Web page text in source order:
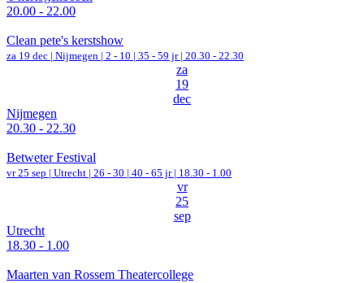
20.00 - 22.00
Clean pete's kerstshow
za 19 dec | Nijmegen | 2 - 10 | 35 - 59 jr | 20.30 - 22.30
za
19
dec
Nijmegen
20.30 - 22.30
Betweter Festival
vr 25 sep | Utrecht | 26 - 30 | 40 - 65 jr | 18.30 - 1.00
vr
25
sep
Utrecht
18.30 - 1.00
Maarten van Rossem Theatercollege